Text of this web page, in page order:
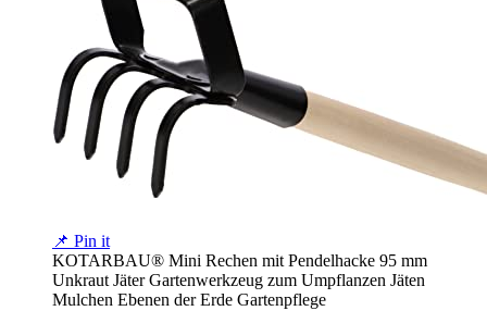
📌 Pin it
KOTARBAU® Mini Rechen mit Pendelhacke 95 mm
Unkraut Jäter Gartenwerkzeug zum Umpflanzen Jäten
Mulchen Ebenen der Erde Gartenpflege